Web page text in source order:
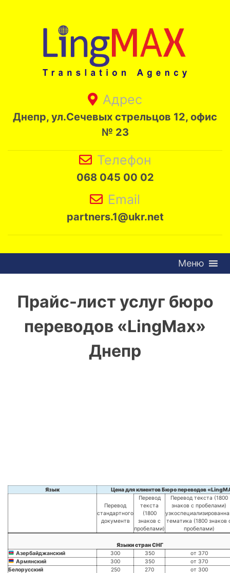
Адрес
Днепр, ул.Сечевых стрельцов 12, офис
№ 23
Телефон
068 045 00 02
Email
partners.1@ukr.net
Меню
Прайс-лист услуг бюро
переводов «LingMax»
Днепр
Язык Цена для клиентов Бюро переводов
Перевод
стандартного
документв
Перевод
текста
(1800
знаков с
пробелами)
Перевод текста (1800
знаков с пробелами)
тематика (1800 знаков
пробелами)
Языки стран СНГ
Азербайджанский
300 350
от 370
Армянский
300 350
от 370
Белорусский
250 270
от 300